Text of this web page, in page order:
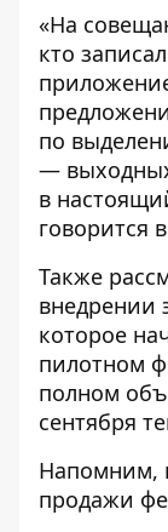
«На
кто
по
—
в
говорится
Также
внедрении
которое
пилотном
полном
сентября
Напомним,
продажи